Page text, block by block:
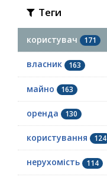
Теги
користувач 171
власник 163
майно 163
оренда 130
користування 124
нерухомість 114